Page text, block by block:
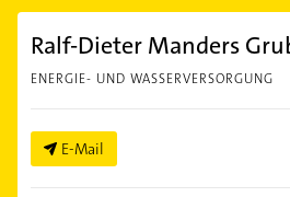
Ralf-Dieter Manders
ENERGIE- UND WASSERVERSORGUNG
E-Mail